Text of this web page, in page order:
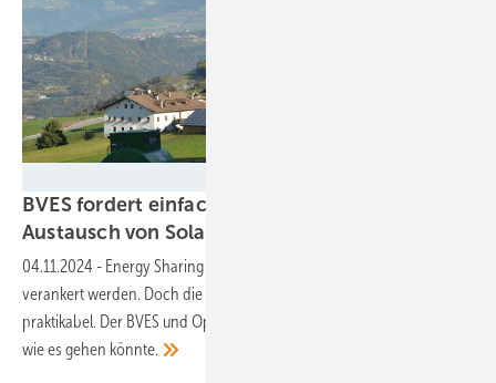
BVES fordert einfache Regelungen für lokalen
Austausch von Solarstrom
04.11.2024 - Energy Sharing soll zwar im Energiewirtschaftsgesetz
verankert werden. Doch die geplanten Regelungen sind nicht
praktikabel. Der BVES und Open District Hub unterbreiten Vorschläge,
wie es gehen könnte.